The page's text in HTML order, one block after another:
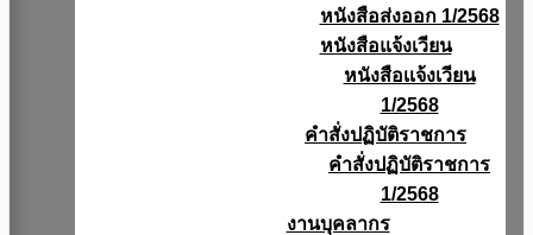
หนังสือส่งออก 1/2568
หนังสือแจ้งเวียน
หนังสือเเจ้งเวียน
1/2568
คำสั่งปฏิบัติราชการ
คำสั่งปฏิบัติราชการ
1/2568
งานบุคลากร